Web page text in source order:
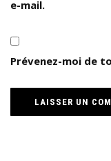
e-mail.
Prévenez-moi de